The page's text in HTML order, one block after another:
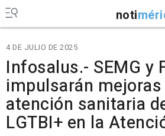
noti
4 DE JULIO DE 2025
Infosalus.- SEMG y
impulsarán mejoras
atención sanitaria
LGTBI+ en la